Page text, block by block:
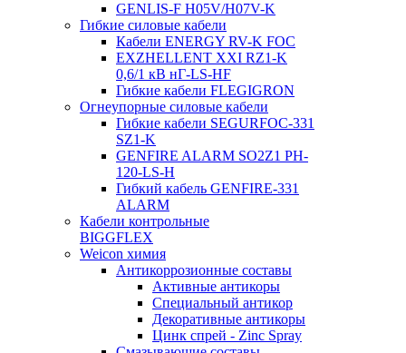
GENLIS-F Н05V/H07V-K
Гибкие силовые кабели
Кабели ENERGY RV-K FOC
EXZHELLENT XXI RZ1-K
0,6/1 кВ нГ-LS-HF
Гибкие кабели FLEGIGRON
Огнеупорные силовые кабели
Гибкие кабели SEGURFOC-331
SZ1-K
GENFIRE ALARM SO2Z1 PH-
120-LS-H
Гибкий кабель GENFIRE-331
ALARM
Кабели контрольные
BIGGFLEX
Weicon химия
Антикоррозионные составы
Активные антикоры
Специальный антикор
Декоративные антикоры
Цинк спрей - Zinc Spray